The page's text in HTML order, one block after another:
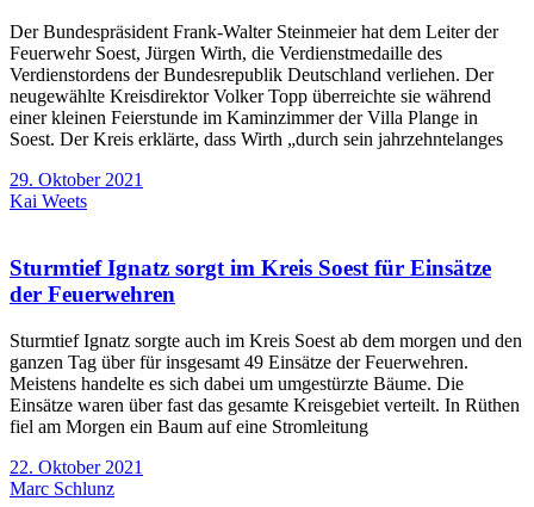
Der Bundespräsident Frank-Walter Steinmeier hat dem Leiter der
Feuerwehr Soest, Jürgen Wirth, die Verdienstmedaille des
Verdienstordens der Bundesrepublik Deutschland verliehen. Der
neugewählte Kreisdirektor Volker Topp überreichte sie während
einer kleinen Feierstunde im Kaminzimmer der Villa Plange in
Soest. Der Kreis erklärte, dass Wirth „durch sein jahrzehntelanges
29. Oktober 2021
Kai Weets
Sturmtief Ignatz sorgt im Kreis Soest für Einsätze
der Feuerwehren
Sturmtief Ignatz sorgte auch im Kreis Soest ab dem morgen und den
ganzen Tag über für insgesamt 49 Einsätze der Feuerwehren.
Meistens handelte es sich dabei um umgestürzte Bäume. Die
Einsätze waren über fast das gesamte Kreisgebiet verteilt. In Rüthen
fiel am Morgen ein Baum auf eine Stromleitung
22. Oktober 2021
Marc Schlunz